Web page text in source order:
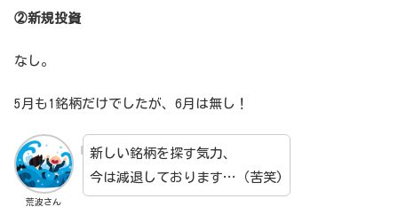
②新規投資
なし。
5月も1銘柄だけでしたが、6月は無し！
荒波さん
新しい銘柄を探す気力、
今は減退しております…（苦笑)